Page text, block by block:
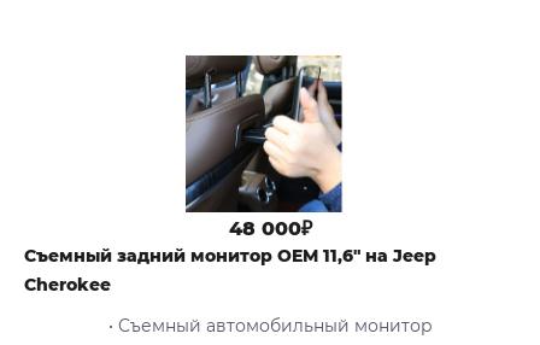
48 000₽
Cъемный задний монитор OEM 11,6" на Jeep
Cherokee
• Съемный автомобильный монитор